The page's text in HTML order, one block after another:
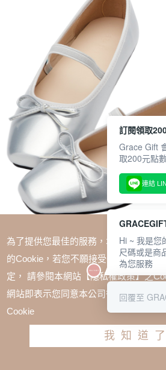
復古漆皮芭蕾舞蝴蝶結平底瑪莉
為了提供您最佳的服務，本網站會在您
的Cookie，若您不願接受Cookie時應如
定， 請參閱本網站【隱私權政策】之
網站即表示您同意本公司得按本網站使
Cookie
我知道了
訂閱領取
Grace Gift
取200元點
連結
Hi ~ 我是您
尺碼或是商
為您服務
回覆至